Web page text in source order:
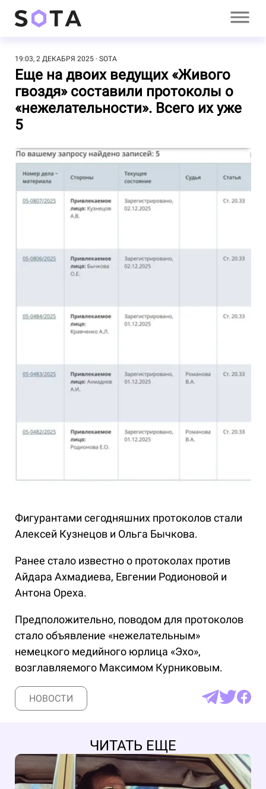
19:03, 2 ДЕКАБРЯ 2025 SOTA
Еще на двоих ведущих «Живого
гвоздя» составили протоколы о
«нежелательности». Всего их уже
5
Фигурантами сегодняшних протоколов стали
Алексей Кузнецов и Ольга Бычкова.
Ранее стало известно о протоколах против
Айдара Ахмадиева, Евгении Родионовой и
Антона Ореха.
Предположительно, поводом для протоколов
стало объявление «нежелательным»
немецкого медийного юрлица «Эхо»,
возглавляемого Максимом Курниковым.
НОВОСТИ
ЧИТАТЬ ЕЩЕ